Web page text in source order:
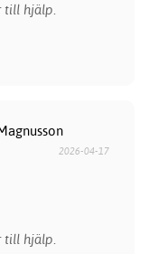
till hjälp.
2026-04-17
till hjälp.